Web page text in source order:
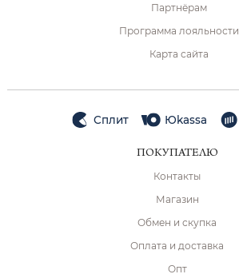
Партнёрам
Программа лояльности
Карта сайта
Сплит Юkassa
ПОКУПАТЕЛЮ
Контакты
Магазин
Обмен и скупка
Оплата и доставка
Опт